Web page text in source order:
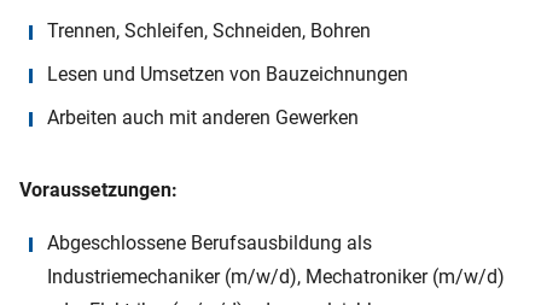
Trennen, Schleifen, Schneiden, Bohren
Lesen und Umsetzen von Bauzeichnungen
Arbeiten auch mit anderen Gewerken
Voraussetzungen:
Abgeschlossene Berufsausbildung als
Industriemechaniker (m/w/d), Mechatroniker (m/w/d)